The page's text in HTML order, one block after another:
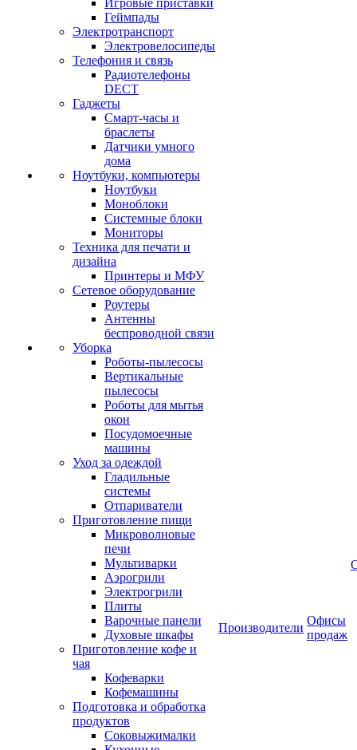
Игровые приставки
Геймпады
Электротранспорт
Электровелосипеды
Телефония и связь
Радиотелефоны
DECT
Гаджеты
Смарт-часы и
браслеты
Датчики умного
дома
Ноутбуки, компьютеры
Ноутбуки
Моноблоки
Системные блоки
Мониторы
Техника для печати и
дизайна
Принтеры и МФУ
Сетевое оборудование
Роутеры
Антенны
беспроводной связи
Уборка
Роботы-пылесосы
Вертикальные
пылесосы
Роботы для мытья
окон
Посудомоечные
машины
Уход за одеждой
Гладильные
системы
Отпариватели
Приготовление пищи
Микроволновые
печи
Мультиварки
Аэрогрили
Электрогрили
Плиты
Варочные панели
Духовые шкафы
Приготовление кофе и
чая
Кофеварки
Кофемашины
Подготовка и обработка
продуктов
Соковыжималки
Производители
Офисы
продаж